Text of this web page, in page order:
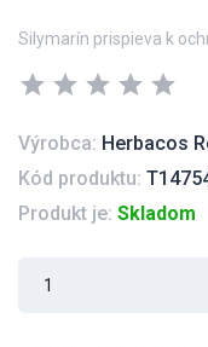
Silymarín prispieva k
star star star star star
Výrobca: Herbacos
Kód produktu:
Produkt je: Skladom